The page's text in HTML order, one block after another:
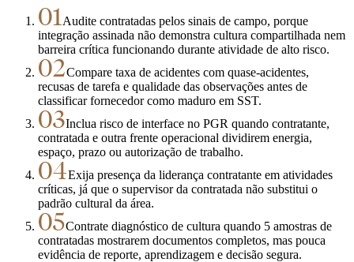
01Audite contratadas pelos sinais de campo, porque
integração assinada não demonstra cultura compartilhada nem
barreira crítica funcionando durante atividade de alto risco.
02Compare taxa de acidentes com quase-acidentes,
recusas de tarefa e qualidade das observações antes de
classificar fornecedor como maduro em SST.
03Inclua risco de interface no PGR quando contratante,
contratada e outra frente operacional dividirem energia,
espaço, prazo ou autorização de trabalho.
04Exija presença da liderança contratante em atividades
críticas, já que o supervisor da contratada não substitui o
padrão cultural da área.
05Contrate diagnóstico de cultura quando 5 amostras de
contratadas mostrarem documentos completos, mas pouca
evidência de reporte, aprendizagem e decisão segura.